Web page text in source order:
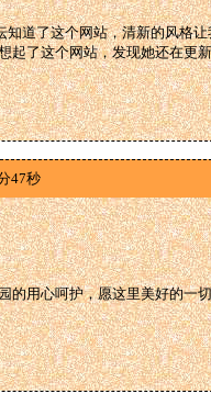
知道了这个网站，清新的风格
起了这个网站，发现她还在更
47秒
的用心呵护，愿这里美好的一